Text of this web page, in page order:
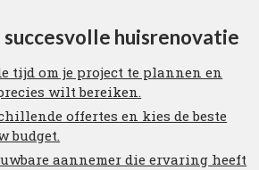
succesvolle huisrenovatie
tijd om je project te plannen en
wilt bereiken.
offertes en kies de beste
budget.
aannemer die ervaring heeft